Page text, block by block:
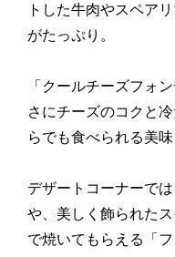
トした牛肉やスペア
がたっぷり。
「クールチーズフォ
さにチーズのコクと
らでも食べられる美
デザートコーナーで
や、美しく飾られた
で焼いてもらえる「